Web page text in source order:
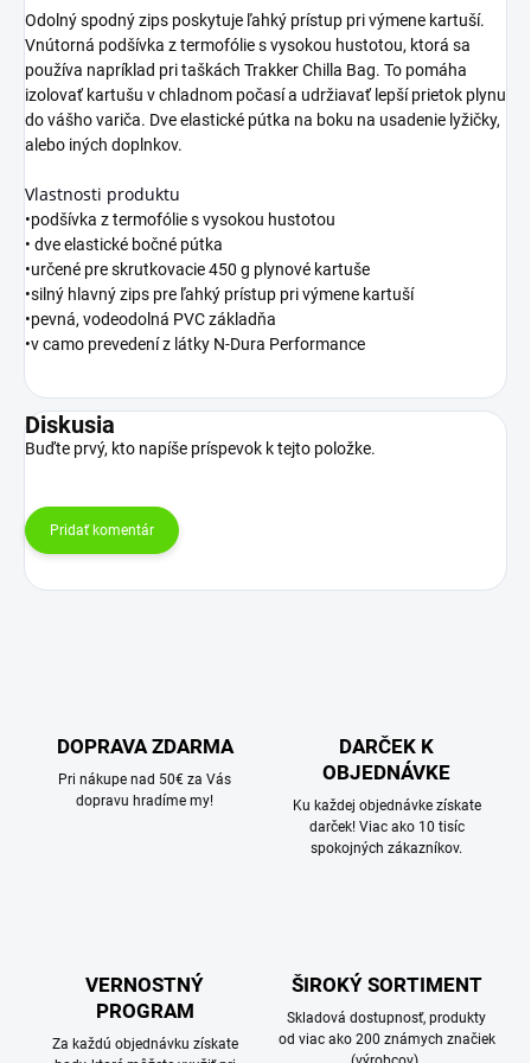
Odolný spodný zips poskytuje ľahký prístup pri výmene kartuší.
Vnútorná podšívka z termofólie s vysokou hustotou, ktorá sa
používa napríklad pri taškách Trakker Chilla Bag. To pomáha
izolovať kartušu v chladnom počasí a udržiavať lepší prietok plynu
do vášho variča. Dve elastické pútka na boku na usadenie lyžičky,
alebo iných doplnkov.
Vlastnosti produktu
•podšívka z termofólie s vysokou hustotou
• dve elastické bočné pútka
•určené pre skrutkovacie 450 g plynové kartuše
•silný hlavný zips pre ľahký prístup pri výmene kartuší
•pevná, vodeodolná PVC základňa
•v camo prevedení z látky N-Dura Performance
Diskusia
Buďte prvý, kto napíše príspevok k tejto položke.
Pridať komentár
DOPRAVA ZDARMA
Pri nákupe nad 50€ za Vás
dopravu hradíme my!
DARČEK K
OBJEDNÁVKE
Ku každej objednávke získate
darček! Viac ako 10 tisíc
spokojných zákazníkov.
VERNOSTNÝ
PROGRAM
Za každú objednávku získate
ŠIROKÝ SORTIMENT
Skladová dostupnosť, produkty
od viac ako 200 známych značiek